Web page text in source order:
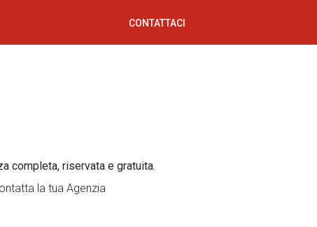
CONTATTACI
completa, riservata e gratuita.
la tua Agenzia